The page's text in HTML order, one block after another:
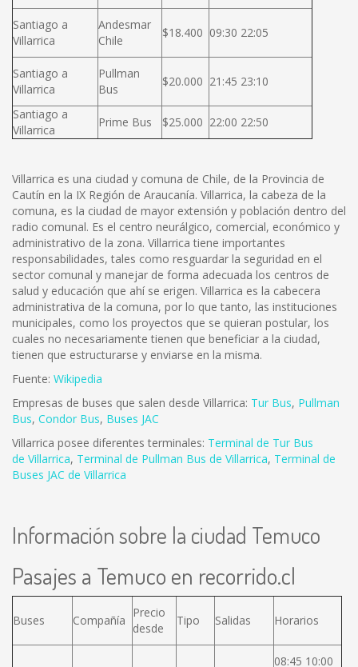
Santiago a
Villarrica
Andesmar
Chile
$18.400 09:30 22:05
Santiago a
Villarrica
Pullman
Bus
$20.000 21:45 23:10
Santiago a
Villarrica
Prime Bus $25.000 22:00 22:50
Villarrica es una ciudad y comuna de Chile, de la Provincia de
Cautín en la IX Región de Araucanía. Villarrica, la cabeza de la
comuna, es la ciudad de mayor extensión y población dentro del
radio comunal. Es el centro neurálgico, comercial, económico y
administrativo de la zona. Villarrica tiene importantes
responsabilidades, tales como resguardar la seguridad en el
sector comunal y manejar de forma adecuada los centros de
salud y educación que ahí se erigen. Villarrica es la cabecera
administrativa de la comuna, por lo que tanto, las instituciones
municipales, como los proyectos que se quieran postular, los
cuales no necesariamente tienen que beneficiar a la ciudad,
tienen que estructurarse y enviarse en la misma.
Fuente: Wikipedia
Empresas de buses que salen desde Villarrica: Tur Bus, Pullman
Bus, Condor Bus, Buses JAC
Villarrica posee diferentes terminales: Terminal de Tur Bus
de Villarrica, Terminal de Pullman Bus de Villarrica, Terminal de
Buses JAC de Villarrica
Información sobre la ciudad Temuco
Pasajes a Temuco en recorrido.cl
Buses Compañía
Precio
desde
Tipo Salidas Horarios
08:45 10:00